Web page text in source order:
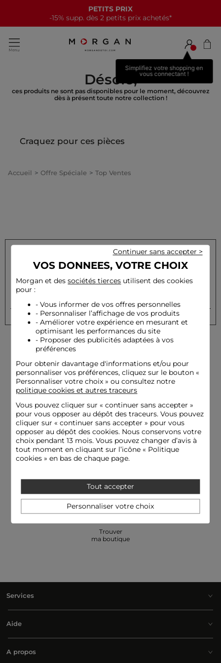
PETITS PRIX
-15% supp. dès 2 petits prix achetés*
Simplifiez votre shopping en
vous connectant !
Désolé,
ces produits ne sont pas disponibles pour le moment, découvrez
dès à présent toute notre collection !
Craquez pour ces pièces
Accueil Offre Spéciale Top Ventes
Inscrivez-vous à notre newsletter et recevez nos offres
privilèges
Livraison offerte
dès 79€
sécurisé
Trouver
ma boutique
Services
Aide
A propos
VOS DONNEES, VOTRE CHOIX
Morgan et dessociétés tierces utilisent des cookies
pour :
- Vous informer de vos offres personnelles
- Personnaliser l’affichage de vos produits
- Améliorer votre expérience en mesurant et
optimisant les performances du site
- Proposer des publicités adaptées à vos
préférences
Pour obtenir davantage d'informations et/ou pour
personnaliser vos préférences, cliquez sur le bouton «
Personnaliser votre choix » ou consultez notre
politique cookies et autres traceurs
Vous pouvez cliquer sur « continuer sans accepter»
pour vous opposer au dépôt des traceurs. Vous pouvez
cliquer sur « continuer sans accepter » pour vous
opposer au dépôt des cookies. Nous conservons votre
choix pendant 13 mois. Vous pouvez changer d’avis à
tout moment en cliquant sur l’icône « Politique
cookies » en bas de chaque page.
Tout accepter
Continuer sans accepter >
Personnaliser votre choix